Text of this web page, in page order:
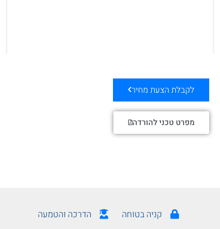
לקבלת הצעת מחיר
מפרט טכני להורדה
קניה בטוחה
הדרכה והטמעה